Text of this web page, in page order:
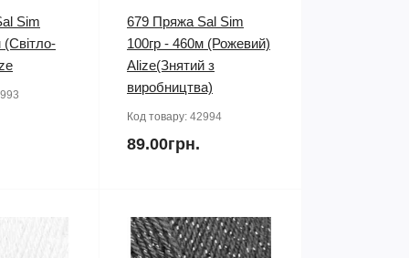
Sim
(Світло-
679 Пряжа Sal Sim
100гр - 460м (Рожевий)
Alize(Знятий з
виробництва)
Код товару: 42994
89.00грн.